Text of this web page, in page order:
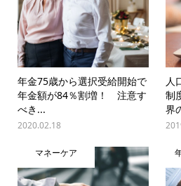
年金75歳から選択受給開始で
年金額が84％割増！ 注意す
べき...
2020.02.18
人
制
界
マネーケア